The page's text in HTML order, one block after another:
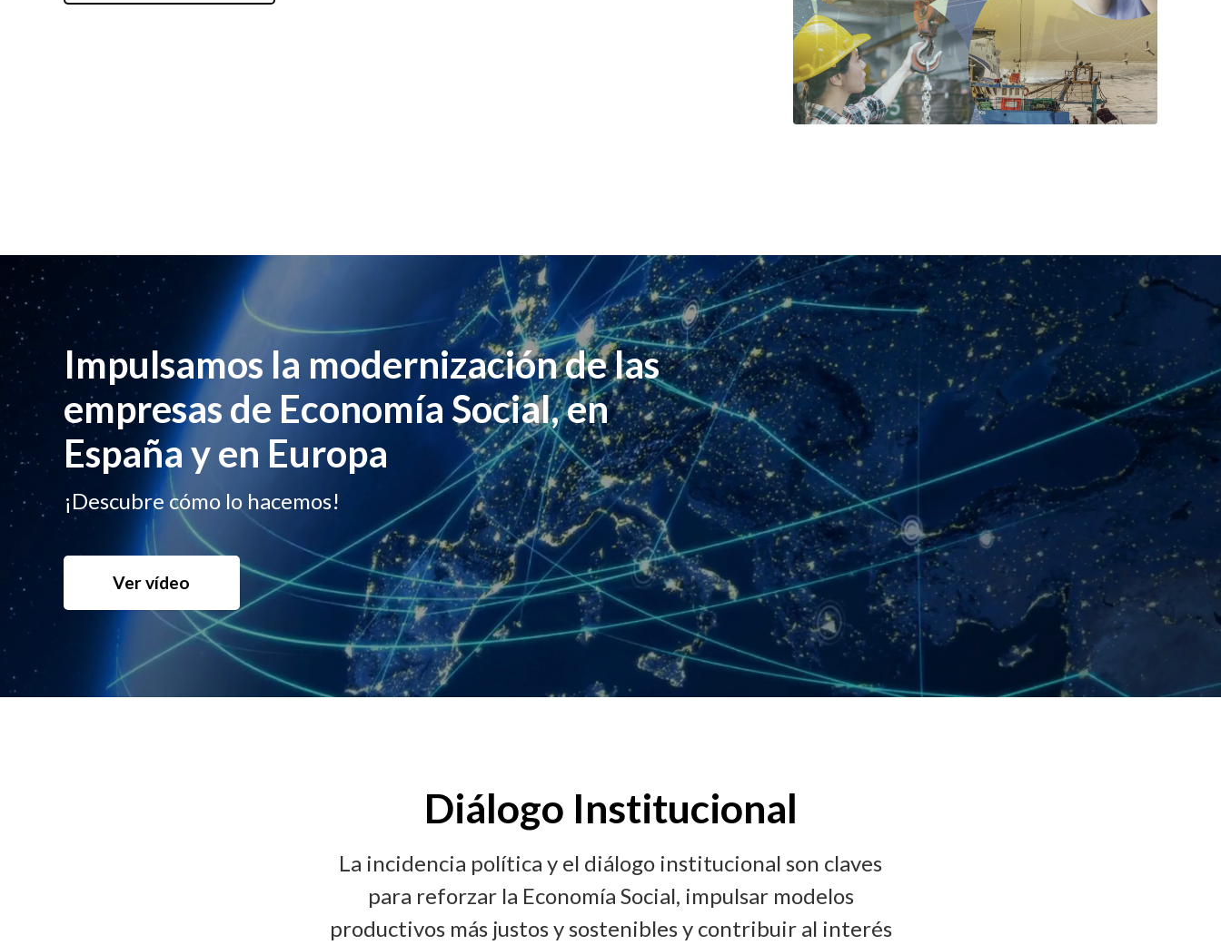
Impulsamos la modernización de las
empresas de Economía Social, en
España y en Europa
¡Descubre cómo lo hacemos!
Ver vídeo
Diálogo Institucional
La incidencia política y el diálogo institucional son claves
para reforzar la Economía Social, impulsar modelos
productivos más justos y sostenibles y contribuir al interés